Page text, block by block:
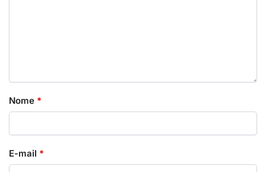
Nome *
E-mail *